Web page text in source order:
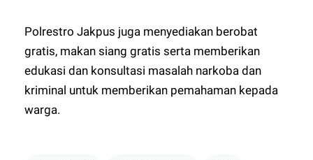
Polrestro Jakpus juga menyediakan berobat
gratis, makan siang gratis serta memberikan
edukasi dan konsultasi masalah narkoba dan
kriminal untuk memberikan pemahaman kepada
warga.